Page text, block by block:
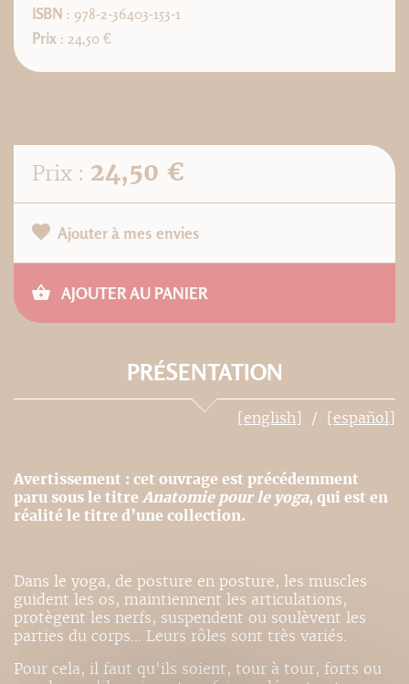
ISBN : 978-2-36403-153-1
Prix: 24,50 €
Prix : 24,50 €
Ajouter à mes envies
AJOUTER AU PANIER
PRÉSENTATION
[english] [español]
Avertissement : cet ouvrage est précédemment
paru sous le titreAnatomie pour le yoga, qui est en
réalité le titre d’une collection.
Dans le yoga, de posture en posture, les muscles
guident les os, maintiennent les articulations,
protègent les nerfs, suspendent ou soulèvent les
parties du corps... Leurs rôles sont très variés.
Pour cela, il faut qu'ils soient, tour à tour, forts ou